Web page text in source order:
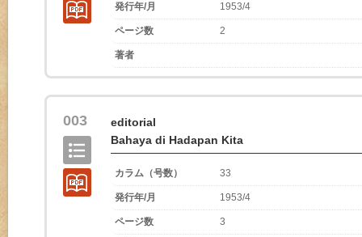
発行年/月 1953/4
ページ数 2
著者
003
editorial
Bahaya di Hadapan Kita
カラム（号数） 33
発行年/月 1953/4
ページ数 3